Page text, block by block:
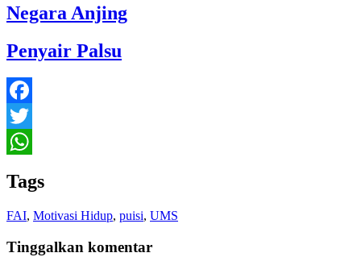
Negara Anjing
Penyair Palsu
Facebook
Twitter
Tags
FAI, Motivasi Hidup, puisi, UMS
Tinggalkan komentar